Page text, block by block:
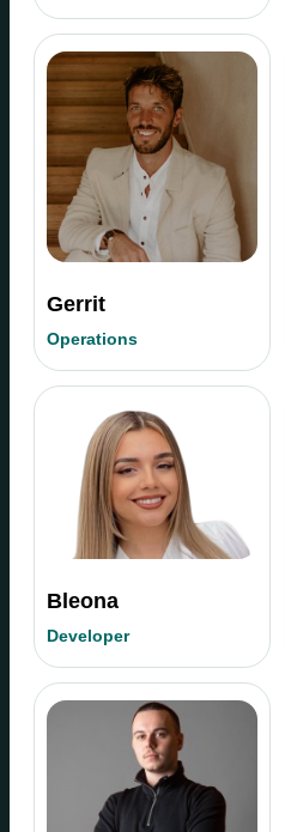
Gerrit
Operations
Bleona
Developer